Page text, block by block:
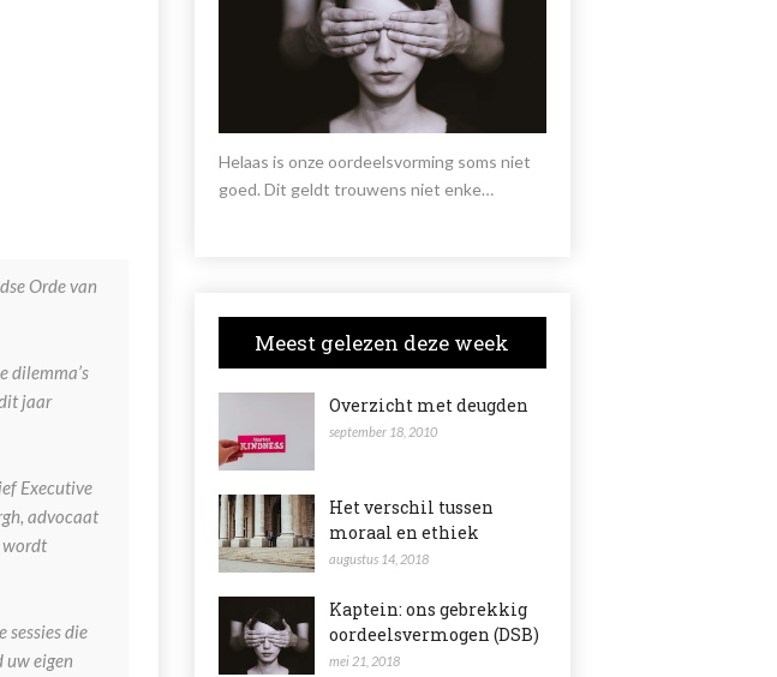
Orde van
dilemma’s
jaar
Executive
advocaat
wordt
sessies die
uw eigen
Helaas is onze oordeelsvorming soms niet
goed. Dit geldt trouwens niet enke…
Meest gelezen deze week
Overzicht met deugden
september 18, 2010
Het verschil tussen
moraal en ethiek
augustus 14, 2018
Kaptein: ons gebrekkig
oordeelsvermogen (DSB)
mei 21, 2018